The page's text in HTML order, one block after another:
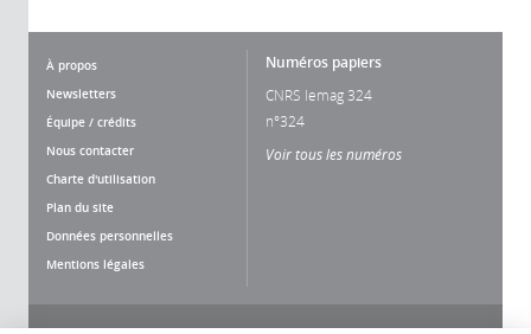
À propos
Newsletters
Équipe / crédits
Nous contacter
Charte d'utilisation
Plan du site
Données personnelles
Mentions légales
Numéros papiers
CNRS lemag 324
n°324
Voir tous les numéros